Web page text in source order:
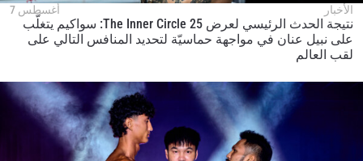
الأخبار أغسطس 7
نتيجة الحدث الرئيسي لعرض The Inner Circle 25: سواكيم يتغلّب
على نبيل عنان في مواجهة حماسيّة لتحديد المنافس التالي على
لقب العالم